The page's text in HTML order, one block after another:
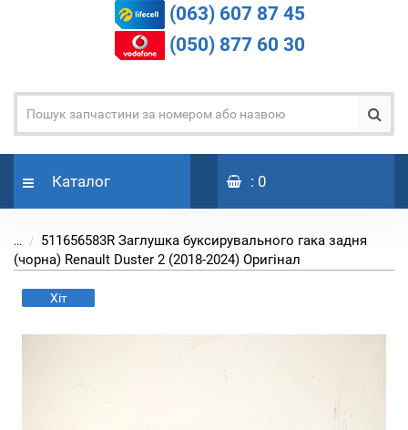
(063) 607 87 45
(050) 877 60 30
Каталог : 0
...
511656583R Заглушка буксирувального гака задня
(чорна) Renault Duster 2 (2018-2024) Оригінал
Хіт